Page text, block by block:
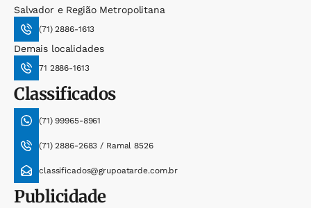
Salvador e Região Metropolitana
(71) 2886-1613
Demais localidades
71 2886-1613
Classificados
(71) 99965-8961
(71) 2886-2683 / Ramal 8526
classificados@grupoatarde.com.br
Publicidade